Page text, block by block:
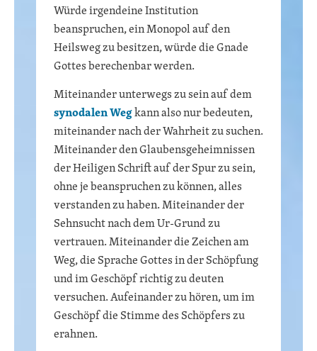
Würde irgendeine Institution
beanspruchen, ein Monopol auf den
Heilsweg zu besitzen, würde die Gnade
Gottes berechenbar werden.
Miteinander unterwegs zu sein auf dem
synodalen Wegkann also nur bedeuten,
miteinander nach der Wahrheit zu suchen.
Miteinander den Glaubensgeheimnissen
der Heiligen Schrift auf der Spur zu sein,
ohne je beanspruchen zu können, alles
verstanden zu haben. Miteinander der
Sehnsucht nach dem Ur-Grund zu
vertrauen. Miteinander die Zeichen am
Weg, die Sprache Gottes in der Schöpfung
und im Geschöpf richtig zu deuten
versuchen. Aufeinander zu hören, um im
Geschöpf die Stimme des Schöpfers zu
erahnen.